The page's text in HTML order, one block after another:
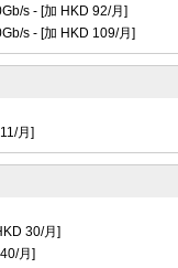
s - [加 HKD 92/月]
s - [加 HKD 109/月]
/月]
30/月]
/月]